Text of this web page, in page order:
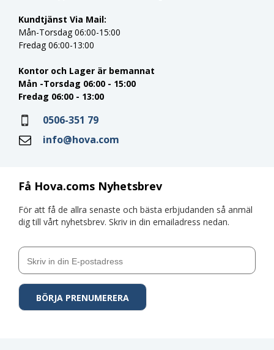
Få Hova.coms Nyhetsbrev
För att få de allra senaste och bästa erbjudanden så anmäl
dig till vårt nyhetsbrev. Skriv in din emailadress nedan.
Kundtjänst Via Mail:
Mån-Torsdag 06:00-15:00
Fredag 06:00-13:00
Kontor och Lager är bemannat
Mån -Torsdag 06:00 - 15:00
Fredag 06:00 - 13:00
0506-351 79
info@hova.com